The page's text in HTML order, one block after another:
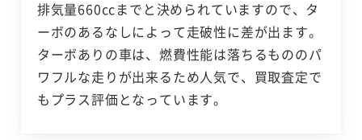
排気量660ccまでと決められていますので、タ
ーボのあるなしによって走破性に差が出ます。
ターボありの車は、燃費性能は落ちるもののパ
ワフルな走りが出来るため人気で、買取査定で
もプラス評価となっています。